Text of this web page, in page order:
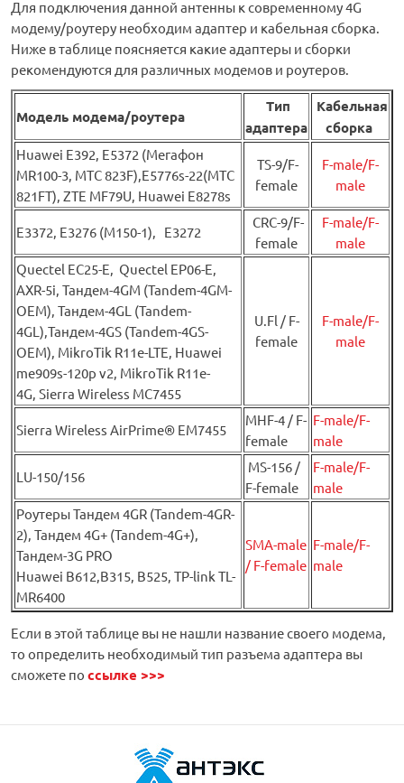
Для подключения данной антенны к современному 4G
модему/роутеру необходим адаптер и кабельная сборка.
Ниже в таблице поясняется какие адаптеры и сборки
рекомендуются для различных модемов и роутеров.
Модель модема/роутера
Тип
адаптера
Кабельная
сборка
Huawei Е392, E5372 (Мегафон
MR100-3, МТС 823F),E5776s-22(МТС
821FT), ZTE MF79U, Huawei E8278s
TS-9/F-
female
F-male/F-
male
E3372, E3276 (М150-1), E3272
CRC-9/F-
female
F-male/F-
male
Quectel EC25-E, Quectel EP06-E,
AXR-5i, Тандем-4GM (Tandem-4GM-
OEM), Тандем-4GL (Tandem-
4GL),Тандем-4GS (Tandem-4GS-
OEM), MikroTik R11e-LTE, Huawei
me909s-120p v2, MikroTik R11e-
4G, Sierra Wireless MC7455
U.Fl / F-
female
F-male/F-
male
Sierra Wireless AirPrime® EM7455
MHF-4 / F-
female
F-male/F-
male
LU-150/156
MS-156 /
F-female
F-male/F-
male
Роутеры Тандем 4GR (Tandem-4GR-
2), Тандем 4G+ (Tandem-4G+),
Тандем-3G PRO
Huawei B612,B315, B525, TP-link TL-
MR6400
SMA-male
/ F-female
F-male/F-
male
Если в этой таблице вы не нашли название своего модема,
то определить необходимый тип разъема адаптера вы
сможете по ссылке >>>